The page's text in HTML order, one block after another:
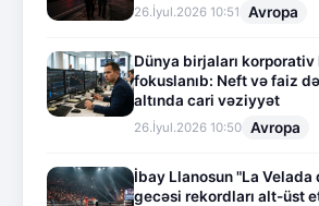
26.İyul.2026 10:51 Avropa
Dünya birjaları
fokuslanıb: Neft və faiz
altında cari vəziyyət
26.İyul.2026 10:50 Avropa
İbay Llanosun "La Velada
gecəsi rekordları alt-üst